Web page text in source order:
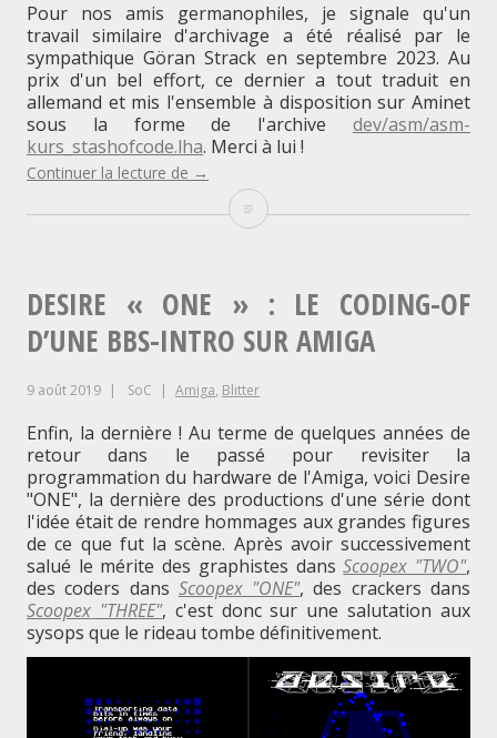
Pour nos amis germanophiles, je signale qu'un
travail similaire d'archivage a été réalisé par le
sympathique Göran Strack en septembre 2023. Au
prix d'un bel effort, ce dernier a tout traduit en
allemand et mis l'ensemble à disposition sur Aminet
sous la forme de l'archive dev/asm/asm-
kurs_stashofcode.lha. Merci à lui !
Continuer la lecture de "Une
compilation
d’articles
assembleur
hardware
l’Amiga"
→
Une
programmation
en
assembleur
du
hardware
de
l’Amiga
DESIRE « ONE » : LE CODING-OF
D’UNE BBS-INTRO SUR AMIGA
9 août 2019 SoC Amiga, Blitter
Enfin, la dernière ! Au terme de quelques années de
retour dans le passé pour revisiter la
programmation du hardware de l'Amiga, voici Desire
"ONE", la dernière des productions d'une série dont
l'idée était de rendre hommages aux grandes figures
de ce que fut la scène. Après avoir successivement
salué le mérite des graphistes dansScoopex "TWO",
des coders dans Scoopex "ONE", des crackers dans
Scoopex "THREE", c'est donc sur une salutation aux
sysops que le rideau tombe définitivement.